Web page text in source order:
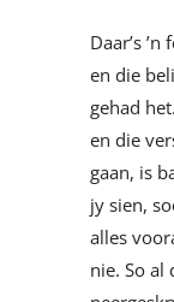
Daar’s
en die
gehad
en die
gaan, is
jy sien,
alles
nie. So al